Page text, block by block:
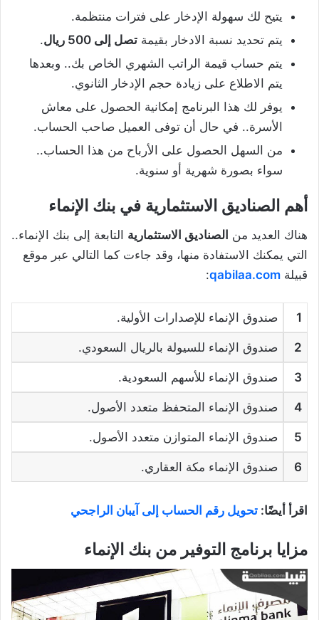
يتيح لك سهولة الإدخار على فترات منتظمة.
يتم تحديد نسبة الادخار بقيمة تصل إلى 500 ريال
.
يتم حساب قيمة الراتب الشهري الخاص بك.. وبعدها
يتم الاطلاع على زيادة حجم الإدخار الثانوي.
يوفر لك هذا البرنامج إمكانية الحصول على معاش
الأسرة.. في حال أن توفى العميل صاحب الحساب.
من السهل الحصول على الأرباح من هذا الحساب..
سواء بصورة شهرية أو سنوية.
أهم الصناديق الاستثمارية في بنك الإنماء
هناك العديد من الصناديق الاستثمارية التابعة إلى بنك الإنماء..
التي يمكنك الاستفادة منها، وقد جاءت كما التالي عبر موقع
قبيلة qabilaa.com
:
1 صندوق الإنماء للإصدارات الأولية.
2 صندوق الإنماء للسيولة بالريال السعودي.
3 صندوق الإنماء للأسهم السعودية.
4 صندوق الإنماء المتحفظ متعدد الأصول.
5 صندوق الإنماء المتوازن متعدد الأصول.
6 صندوق الإنماء مكة العقاري.
اقرأ أيضًا: تحويل رقم الحساب إلى آيبان الراجحي
مزايا برنامج التوفير من بنك الإنماء